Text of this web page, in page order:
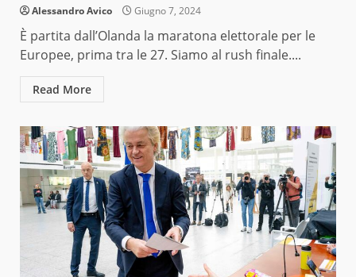
Alessandro Avico Giugno 7, 2024
È partita dall’Olanda la maratona elettorale per le
Europee, prima tra le 27. Siamo al rush finale....
Read More